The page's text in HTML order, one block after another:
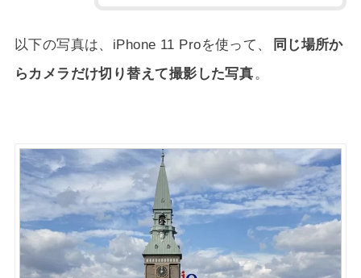
以下の写真は、iPhone 11 Proを使って、
同じ場所か
らカメラだけ切り替えて撮影した写真。